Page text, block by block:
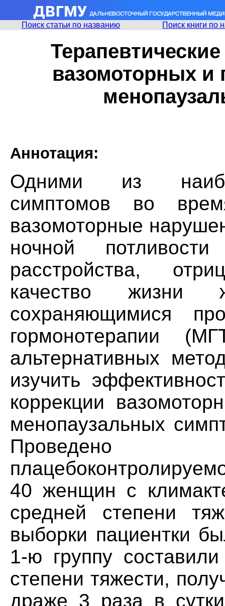
Поиск статьи по названию Поиск книги по
вазомоторных и
Аннотация:
Одними из
симптомов во
вазомоторные
ночной
расстройства,
качество
сохраняющимися
гормонотерапии
альтернативных
изучить
коррекции
менопаузальных
Проведено
40 женщин с
средней степени
выборки пациентки
1-ю группу
степени тяжести,
драже 3 раза в